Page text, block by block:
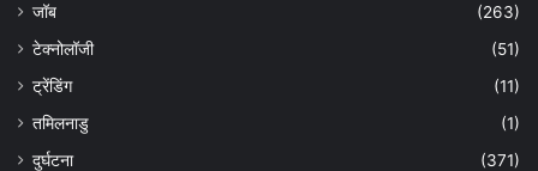
जॉब
(263)
टेक्नोलॉजी
(51)
ट्रेंडिंग
(11)
तमिलनाडु
(1)
दुर्घटना
(371)